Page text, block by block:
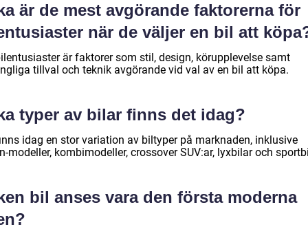
är de mest avgörande faktorerna för
när de väljer en bil att
är faktorer som stil, design, körupplevelse samt
tillval och teknik avgörande vid val av en bil att köpa.
typer av bilar finns det idag?
idag en stor variation av biltyper på marknaden, inklusive
modeller, kombimodeller, crossover SUV:ar, lyxbilar och
bil anses vara den första moderna